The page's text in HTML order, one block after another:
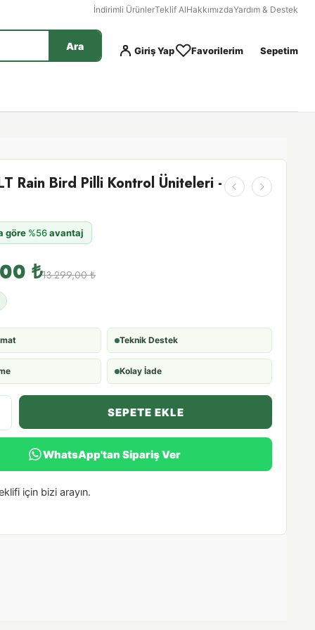
İndirimli ÜrünlerTeklif AlHakkımızdaYardım & Destek
Ara Giriş Yap Favorilerim Sepetim
Rain Bird Pilli Kontrol Üniteleri -
göre %56avantaj
13.299,00₺
₺
Teknik Destek
Kolay İade
SEPETE EKLE
WhatsApp'tan Sipariş Ver
için bizi arayın.